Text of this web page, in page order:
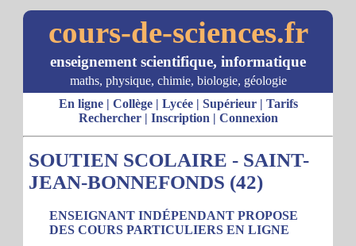
cours-de-sciences.fr
enseignement scientifique, informatique
maths, physique, chimie, biologie, géologie
En ligne| Collège| Lycée| Supérieur| Tarifs
Rechercher| Inscription | Connexion
SOUTIEN SCOLAIRE - SAINT-
JEAN-BONNEFONDS (42)
ENSEIGNANT INDÉPENDANT PROPOSE
DES COURS PARTICULIERS EN LIGNE